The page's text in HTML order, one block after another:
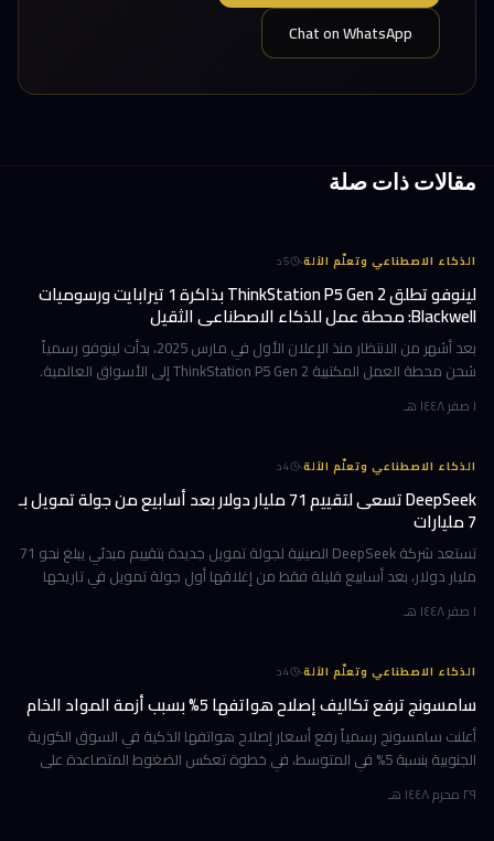
Chat on WhatsApp
مقالات ذات صلة
الذكاء الاصطناعي وتعلّم الآلة·
5د
لينوفو تطلق ThinkStation P5 Gen 2 بذاكرة 1 تيرابايت ورسوميات
Blackwell: محطة عمل للذكاء الاصطناعي الثقيل
بعد أشهر من الانتظار منذ الإعلان الأول في مارس 2025، بدأت لينوفو رسمياً
شحن محطة العمل المكتبية ThinkStation P5 Gen 2 إلى الأسواق العالمية.
١ صفر ١٤٤٨ هـ
الذكاء الاصطناعي وتعلّم الآلة·
4د
DeepSeek تسعى لتقييم 71 مليار دولار بعد أسابيع من جولة تمويل بـ
7 مليارات
تستعد شركة DeepSeek الصينية لجولة تمويل جديدة بتقييم مبدئي يبلغ نحو 71
مليار دولار، بعد أسابيع قليلة فقط من إغلاقها أول جولة تمويل في تاريخها
١ صفر ١٤٤٨ هـ
الذكاء الاصطناعي وتعلّم الآلة·
4د
سامسونج ترفع تكاليف إصلاح هواتفها 5% بسبب أزمة المواد الخام
أعلنت سامسونج رسمياً رفع أسعار إصلاح هواتفها الذكية في السوق الكورية
الجنوبية بنسبة 5% في المتوسط، في خطوة تعكس الضغوط المتصاعدة على
٢٩ محرم ١٤٤٨ هـ